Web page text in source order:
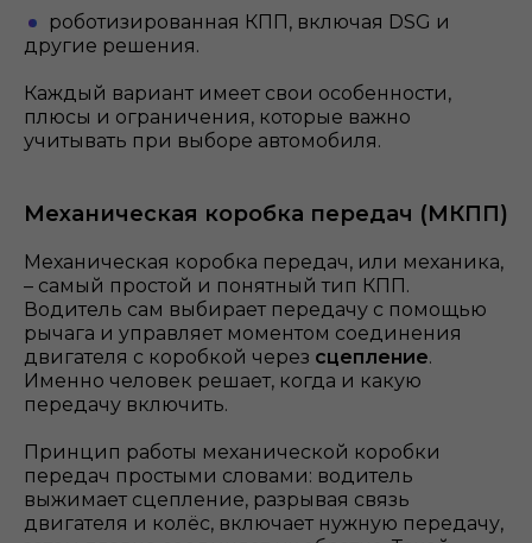
роботизированная КПП, включая DSG и
другие решения.
Каждый вариант имеет свои особенности,
плюсы и ограничения, которые важно
учитывать при выборе автомобиля.
Механическая коробка передач (МКПП)
Механическая коробка передач, или механика,
– самый простой и понятный тип КПП.
Водитель сам выбирает передачу с помощью
рычага и управляет моментом соединения
двигателя с коробкой через сцепление.
Именно человек решает, когда и какую
передачу включить.
Принцип работы механической коробки
передач простыми словами: водитель
выжимает сцепление, разрывая связь
двигателя и колёс, включает нужную передачу,